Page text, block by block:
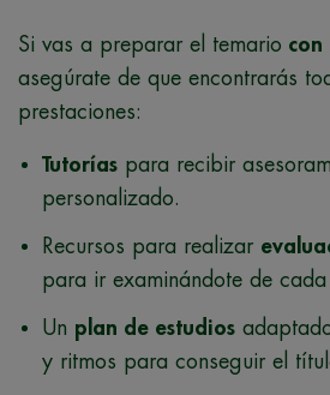
Si vas a preparar el temario con
asegúrate de que encontrarás
prestaciones:
Tutorías para recibir
personalizado.
Recursos para realizar
para ir examinándote de cada
Un plan de estudios
y ritmos para conseguir el